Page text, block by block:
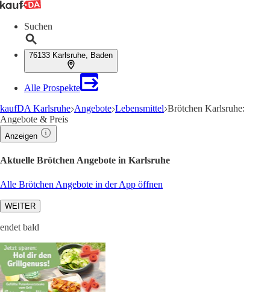
Suchen
76133 Karlsruhe, Baden
Alle Prospekte
kaufDA Karlsruhe Angebote Lebensmittel Brötchen Karlsruhe:
Angebote & Preis
Anzeigen
Aktuelle Brötchen Angebote in Karlsruhe
Alle Brötchen Angebote in der App öffnen
WEITER
endet bald